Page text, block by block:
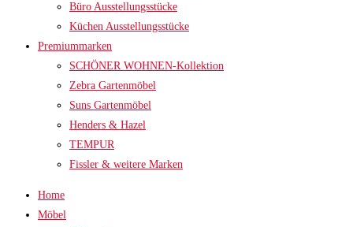
Büro Ausstellungsstücke
Küchen Ausstellungsstücke
Premiummarken
SCHÖNER WOHNEN-Kollektion
Zebra Gartenmöbel
Suns Gartenmöbel
Henders & Hazel
TEMPUR
Fissler & weitere Marken
Home
Möbel